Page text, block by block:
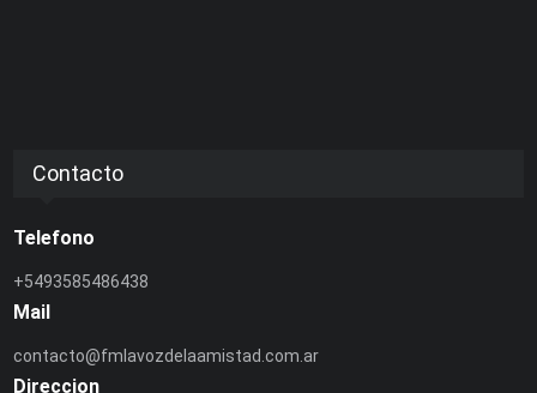
Contacto
Telefono
+5493585486438
Mail
contacto@fmlavozdelaamistad.com.ar
Direccion